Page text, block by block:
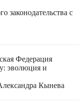
законодательства с
Федерация
эволюция и
Кынева